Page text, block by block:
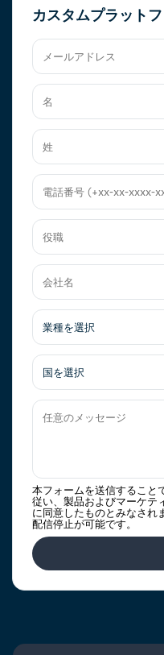
カスタムプラット
メ
ー
ル
ア
ド
レ
ス
名
姓
電
話
番
号
(+xx-
xx-
xxxx-
xxxx)
役
職
会
社
名
業
種
を
選
択
国
を
任
意
の
メ
ッ
セ
ジ
本フォームを送信すること
従い、製品およびマーケテ
に同意したものとみなされ
配信停止が可能です。